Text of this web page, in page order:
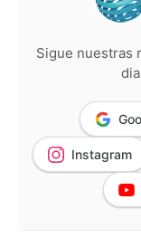
Sigue nuestras
Instagram